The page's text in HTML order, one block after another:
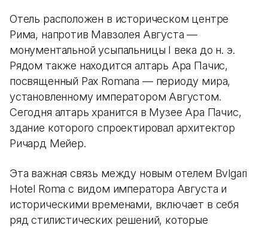
Отель расположен в историческом центре
Рима, напротив Мавзолея Августа —
монументальной усыпальницы I века до н. э.
Рядом также находится алтарь Ара Пачис,
посвященный Pax Romana — периоду мира,
установленному императором Августом.
Сегодня алтарь хранится в Музее Ара Пачис,
здание которого спроектировал архитектор
Ричард Мейер.
Эта важная связь между новым отелем Bvlgari
Hotel Roma с видом императора Августа и
историческими временами, включает в себя
ряд стилистических решений, которые